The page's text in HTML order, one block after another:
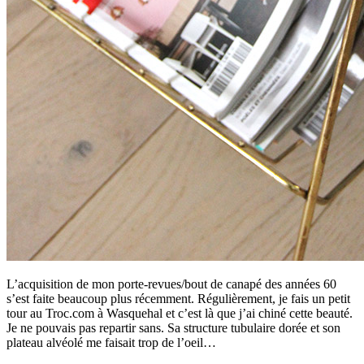
L’acquisition de mon porte-revues/bout de canapé des années 60
s’est faite beaucoup plus récemment. Régulièrement, je fais un petit
tour au Troc.com à Wasquehal et c’est là que j’ai chiné cette beauté.
Je ne pouvais pas repartir sans. Sa structure tubulaire dorée et son
plateau alvéolé me faisait trop de l’oeil…